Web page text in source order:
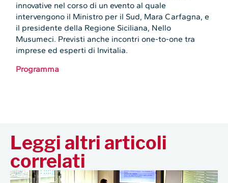
innovative nel corso di un evento al quale
intervengono il Ministro per il Sud, Mara Carfagna, e
il presidente della Regione Siciliana, Nello
Musumeci. Previsti anche incontri one-to-one tra
imprese ed esperti di Invitalia.
Programma
Leggi altri articoli
correlati